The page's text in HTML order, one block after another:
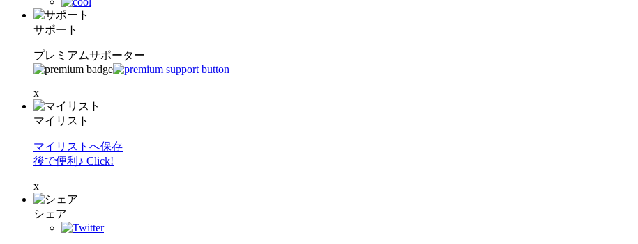
サポート
プレミアムサポーター
x
マイリスト
マイリストへ保存
後で便利♪ Click!
x
シェア